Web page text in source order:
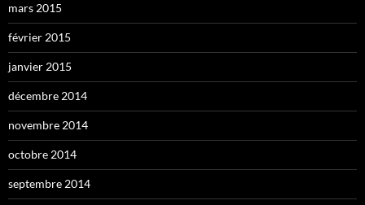
mars 2015
février 2015
janvier 2015
décembre 2014
novembre 2014
octobre 2014
septembre 2014